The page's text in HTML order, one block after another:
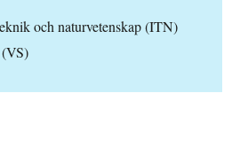
och naturvetenskap (ITN)